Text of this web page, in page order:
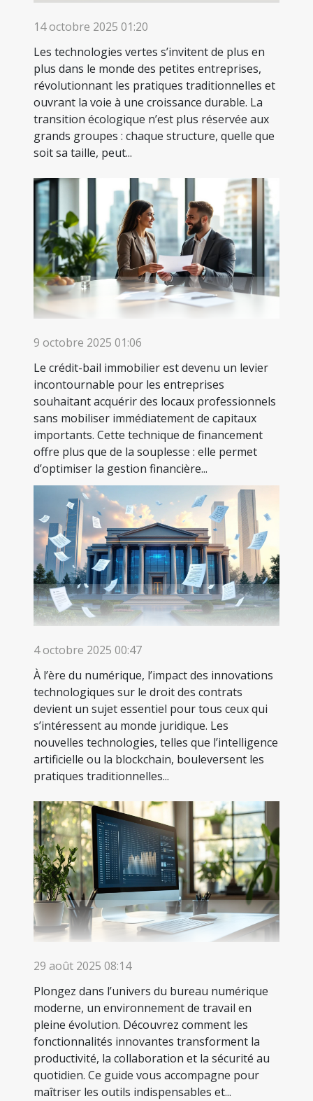
14 octobre 2025 01:20
Les technologies vertes s’invitent de plus en
plus dans le monde des petites entreprises,
révolutionnant les pratiques traditionnelles et
ouvrant la voie à une croissance durable. La
transition écologique n’est plus réservée aux
grands groupes : chaque structure, quelle que
soit sa taille, peut...
9 octobre 2025 01:06
Le crédit-bail immobilier est devenu un levier
incontournable pour les entreprises
souhaitant acquérir des locaux professionnels
sans mobiliser immédiatement de capitaux
importants. Cette technique de financement
offre plus que de la souplesse : elle permet
d’optimiser la gestion financière...
4 octobre 2025 00:47
À l’ère du numérique, l’impact des innovations
technologiques sur le droit des contrats
devient un sujet essentiel pour tous ceux qui
s’intéressent au monde juridique. Les
nouvelles technologies, telles que l’intelligence
artificielle ou la blockchain, bouleversent les
pratiques traditionnelles...
29 août 2025 08:14
Plongez dans l’univers du bureau numérique
moderne, un environnement de travail en
pleine évolution. Découvrez comment les
fonctionnalités innovantes transforment la
productivité, la collaboration et la sécurité au
quotidien. Ce guide vous accompagne pour
maîtriser les outils indispensables et...